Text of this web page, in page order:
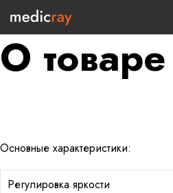
О товаре
Основные характеристики:
Регулировка яркости